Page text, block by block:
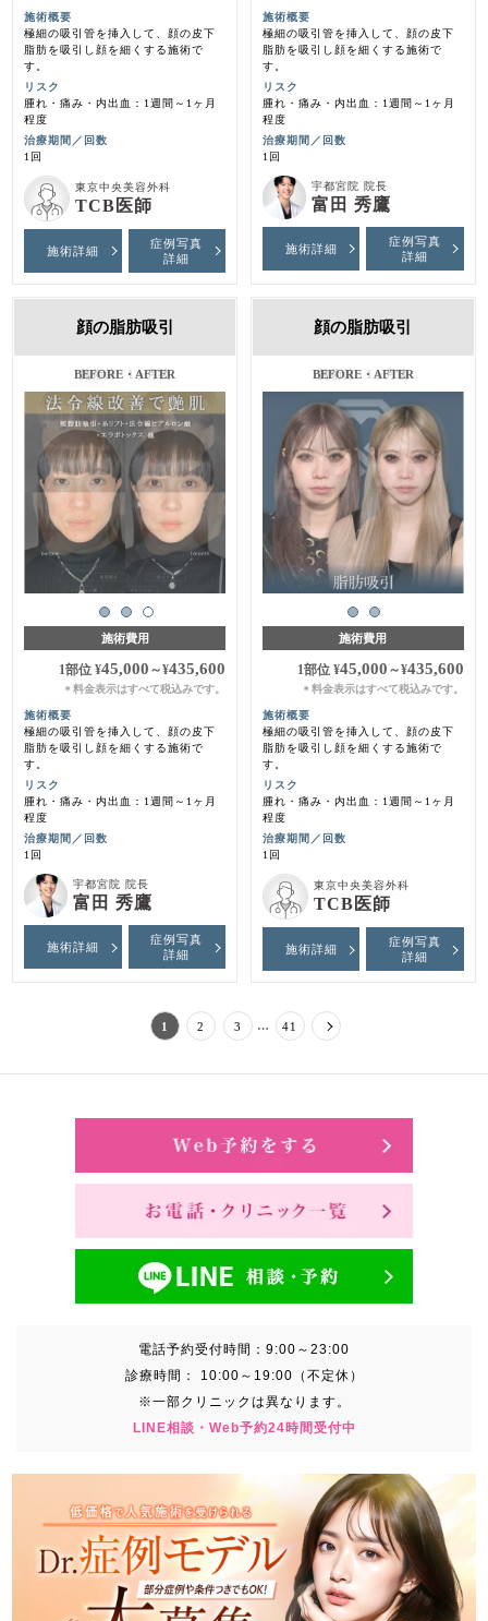
施術概要
極細の吸引管を挿入して、顔の皮下
脂肪を吸引し顔を細くする施術で
す。
リスク
腫れ・痛み・内出血：1週間～1ヶ月
程度
治療期間／回数
1回
東京中央美容外科
TCB医師
施術詳細
症例写真
詳細
施術概要
極細の吸引管を挿入して、顔の皮下
脂肪を吸引し顔を細くする施術で
す。
リスク
腫れ・痛み・内出血：1週間～1ヶ月
程度
治療期間／回数
1回
宇都宮院 院長
富田 秀鷹
施術詳細
症例写真
詳細
顔の脂肪吸引
施術前・1ヶ月後
施術費用
1部位¥45,000 ～¥435,600
＊料金表示はすべて税込みです。
施術概要
極細の吸引管を挿入して、顔の皮下
脂肪を吸引し顔を細くする施術で
す。
リスク
腫れ・痛み・内出血：1週間～1ヶ月
程度
治療期間／回数
1回
宇都宮院 院長
富田 秀鷹
施術詳細
症例写真
詳細
顔の脂肪吸引
施術前・1ヶ月後
施術費用
1部位 ¥45,000 ～¥435,600
＊ 料金表示はすべて税込みです。
施術概要
極細の吸引管を挿入して、顔の皮下
脂肪を吸引し顔を細くする施術で
す。
リスク
腫れ・痛み・内出血：1週間～1ヶ月
程度
治療期間／回数
1回
東京中央美容外科
TCB医師
施術詳細
症例写真
詳細
1 2 3 … 41
電話予約受付時間： 9:00～23:00
診療時間：
10:00～19:00（不定休）
※一部クリニックは異なります。
LINE相談・Web予約24時間受付中